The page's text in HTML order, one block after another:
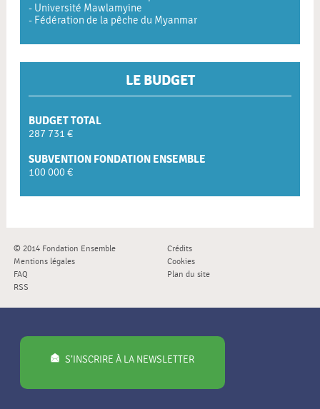
- Université Mawlamyine
- Fédération de la pêche du Myanmar
LE BUDGET
BUDGET TOTAL
287 731 €
SUBVENTION FONDATION ENSEMBLE
100 000 €
© 2014 Fondation Ensemble
Crédits
Mentions légales
Cookies
FAQ
Plan du site
RSS
S’INSCRIRE À LA NEWSLETTER